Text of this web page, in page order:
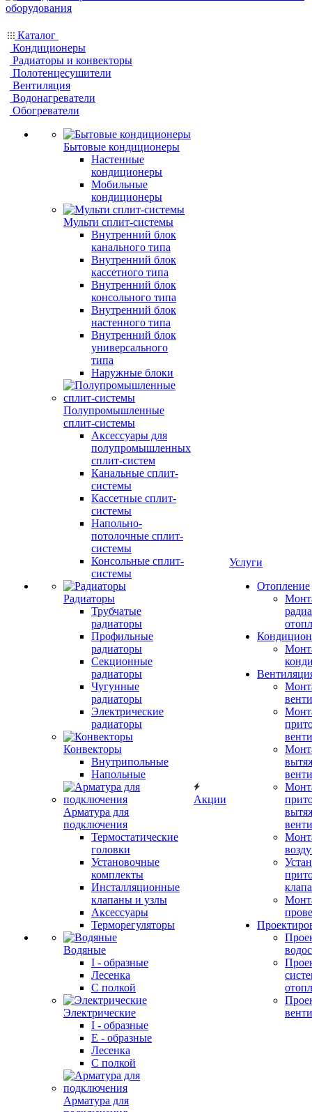
Каталог
Кондиционеры
Радиаторы и конвекторы
Полотенцесушители
Вентиляция
Водонагреватели
Обогреватели
Бытовые кондиционеры
Настенные
кондиционеры
Мобильные
кондиционеры
Мульти сплит-системы
Внутренний блок
канального типа
Внутренний блок
кассетного типа
Внутренний блок
консольного типа
Внутренний блок
настенного типа
Внутренний блок
универсального
типа
Наружные блоки
Полупромышленные
сплит-системы
Аксессуары для
полупромышленных
сплит-систем
Канальные сплит-
системы
Кассетные сплит-
системы
Напольно-
потолочные сплит-
системы
Консольные сплит-
системы
Радиаторы
Трубчатые
радиаторы
Профильные
радиаторы
Секционные
радиаторы
Чугунные
радиаторы
Электрические
радиаторы
Конвекторы
Внутрипольные
Напольные
Арматура для
подключения
Термостатические
головки
Установочные
комплекты
Инсталляционные
клапаны и узлы
Аксессуары
Терморегуляторы
Водяные
I - образные
Лесенка
С полкой
Электрические
I - образные
E - образные
Лесенка
С полкой
Арматура для
Акции
Услуги
Отопление